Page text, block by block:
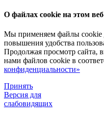
О файлах cookie на этом
Мы применяем файлы cookie
повышения удобства
Продолжая просмотр сайта,
нами файлов cookie в
конфиденциальности»
Принять
Версия для
слабовидящих